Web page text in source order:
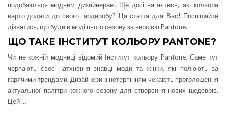
подобаються модним дизайнерам. Ще досі вагаєтесь, які кольора
варто додати до свого гардеробу? Ця стаття для Вас! Поспішайте
дізнатись, що буде в моді цього сезону за версією Pantone.
ЩО ТАКЕ ІНСТИТУТ КОЛЬОРУ PANTONE?
Чи не кожній модниці відомий Інститут кольору Pantone. Саме тут
черпають своє натхнення знавці моди та жінки, які полюють за
гарячими трендами. Дизайнери з нетерпінням чекають проголошення
актуальної палітри кожного сезону для створення нових шедеврів.
Цей…